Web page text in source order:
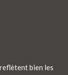
bien les